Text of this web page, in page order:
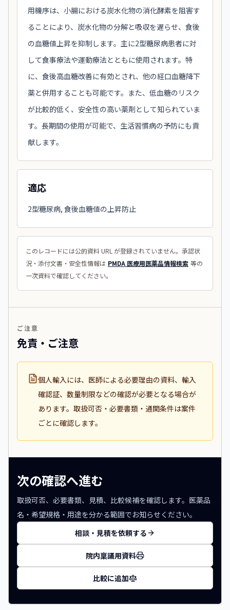
用機序は、小腸における炭水化物の消化酵素を阻害す
ることにより、炭水化物の分解と吸収を遅らせ、食後
の血糖値上昇を抑制します。主に2型糖尿病患者に対
して食事療法や運動療法とともに使用されます。特
に、食後高血糖改善に有効とされ、他の経口血糖降下
薬と併用することも可能です。また、低血糖のリスク
が比較的低く、安全性の高い薬剤として知られていま
す。長期間の使用が可能で、生活習慣病の予防にも貢
献します。
適応
2型糖尿病, 食後血糖値の上昇防止
このレコードには公的資料 URL が登録されていません。承認状
況・添付文書・安全性情報は PMDA 医療用医薬品情報検索 等の
一次資料で確認してください。
ご注意
免責・ご注意
個人輸入には、医師による必要理由の資料、輸入
確認証、数量制限などの確認が必要となる場合が
あります。取扱可否・必要書類・通関条件は案件
ごとに確認します。
次の確認へ進む
取扱可否、必要書類、見積、比較候補を確認します。医薬品
名・希望規格・用途を分かる範囲でお知らせください。
相談・見積を依頼する
院内稟議用資料
比較に追加